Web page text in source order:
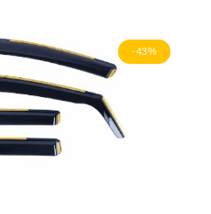
-43%